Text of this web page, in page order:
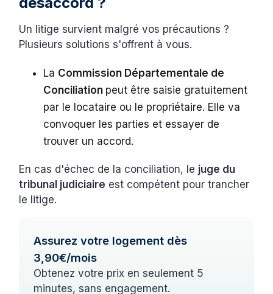
Un litige survient malgré vos précautions ?
Plusieurs solutions s'offrent à vous.
La Commission Départementale de
Conciliation peut être saisie gratuitement
par le locataire ou le propriétaire. Elle va
convoquer les parties et essayer de
trouver un accord.
En cas d'échec de la conciliation, le juge du
tribunal judiciaire est compétent pour trancher
le litige.
Assurez votre logement dès
3,90€/mois
Obtenez votre prix en seulement 5
minutes, sans engagement.